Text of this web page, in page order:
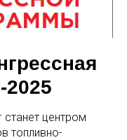
станет центром
топливно-